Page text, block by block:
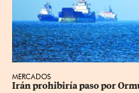
MERCADOS
Irán prohibiría paso por